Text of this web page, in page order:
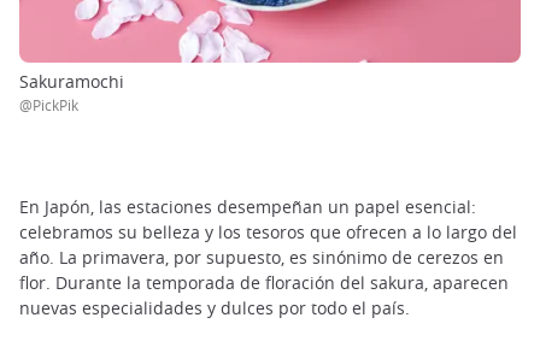
Sakuramochi
@PickPik
En Japón, las estaciones desempeñan un papel esencial:
celebramos su belleza y los tesoros que ofrecen a lo largo del
año. La primavera, por supuesto, es sinónimo de cerezos en
flor. Durante la temporada de floración del sakura, aparecen
nuevas especialidades y dulces por todo el país.